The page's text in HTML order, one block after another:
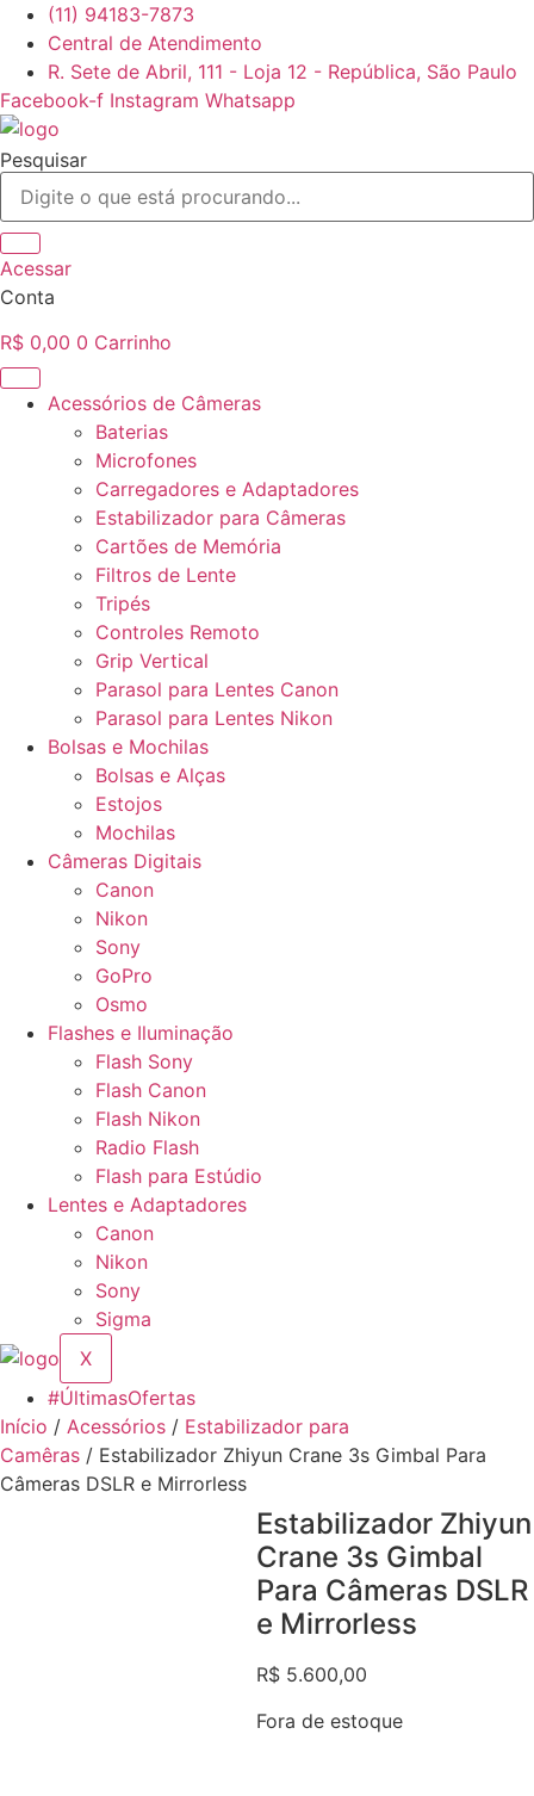
para
conteúdo
(11) 94183-7873
Central de Atendimento
R. Sete de Abril, 111 - Loja 12 - República, São Paulo
Facebook-f Instagram Whatsapp
Pesquisar
Acessar
Conta
R$ 0,00 0 Carrinho
Acessórios de Câmeras
Baterias
Microfones
Carregadores e Adaptadores
Estabilizador para Câmeras
Cartões de Memória
Filtros de Lente
Tripés
Controles Remoto
Grip Vertical
Parasol para Lentes Canon
Parasol para Lentes Nikon
Bolsas e Mochilas
Bolsas e Alças
Estojos
Mochilas
Câmeras Digitais
Canon
Nikon
Sony
GoPro
Osmo
Flashes e Iluminação
Flash Sony
Flash Canon
Flash Nikon
Radio Flash
Flash para Estúdio
Lentes e Adaptadores
Canon
Nikon
Sony
Sigma
X
#ÚltimasOfertas
Início / Acessórios / Estabilizador para
Camêras / Estabilizador Zhiyun Crane 3s Gimbal Para
Câmeras DSLR e Mirrorless
Estabilizador Zhiyun
Crane 3s Gimbal
Para Câmeras DSLR
e Mirrorless
R$ 5.600,00
Fora de estoque